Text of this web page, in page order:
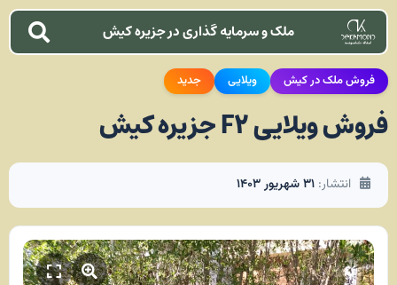
ملک و سرمایه گذاری در جزیره کیش
فروش ملک در کیش ویلایی جدید
فروش ویلایی F2 جزیره کیش
انتشار: ۳۱ شهریور ۱۴۰۳